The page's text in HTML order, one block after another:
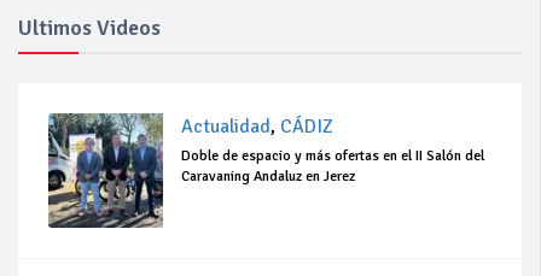
Ultimos Videos
Actualidad, CÁDIZ
Doble de espacio y más ofertas en el II Salón del
Caravaning Andaluz en Jerez